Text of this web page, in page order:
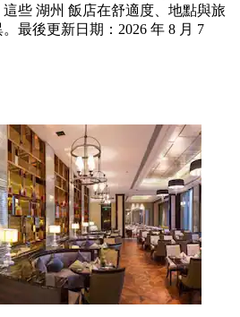
些 湖州 飯店在舒適度、地點與旅
最後更新日期： 2026 年 8 月 7